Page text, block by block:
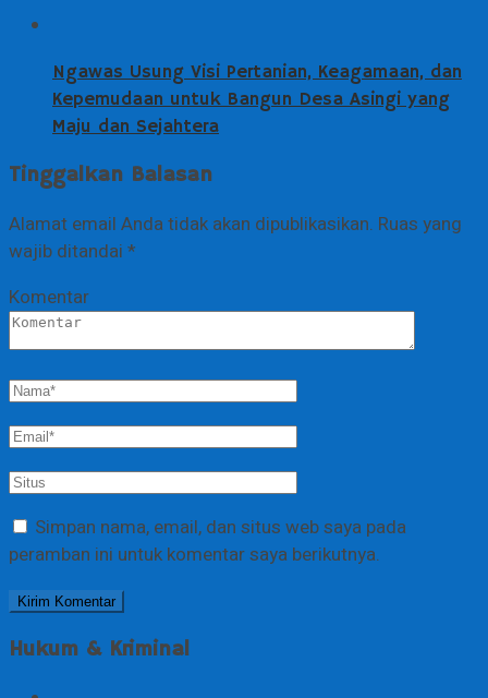
Ngawas Usung Visi Pertanian, Keagamaan, dan
Kepemudaan untuk Bangun Desa Asingi yang
Maju dan Sejahtera
Tinggalkan Balasan
Alamat email Anda tidak akan dipublikasikan. Ruas yang
wajib ditandai *
Komentar
Simpan nama, email, dan situs web saya pada
peramban ini untuk komentar saya berikutnya.
Hukum & Kriminal